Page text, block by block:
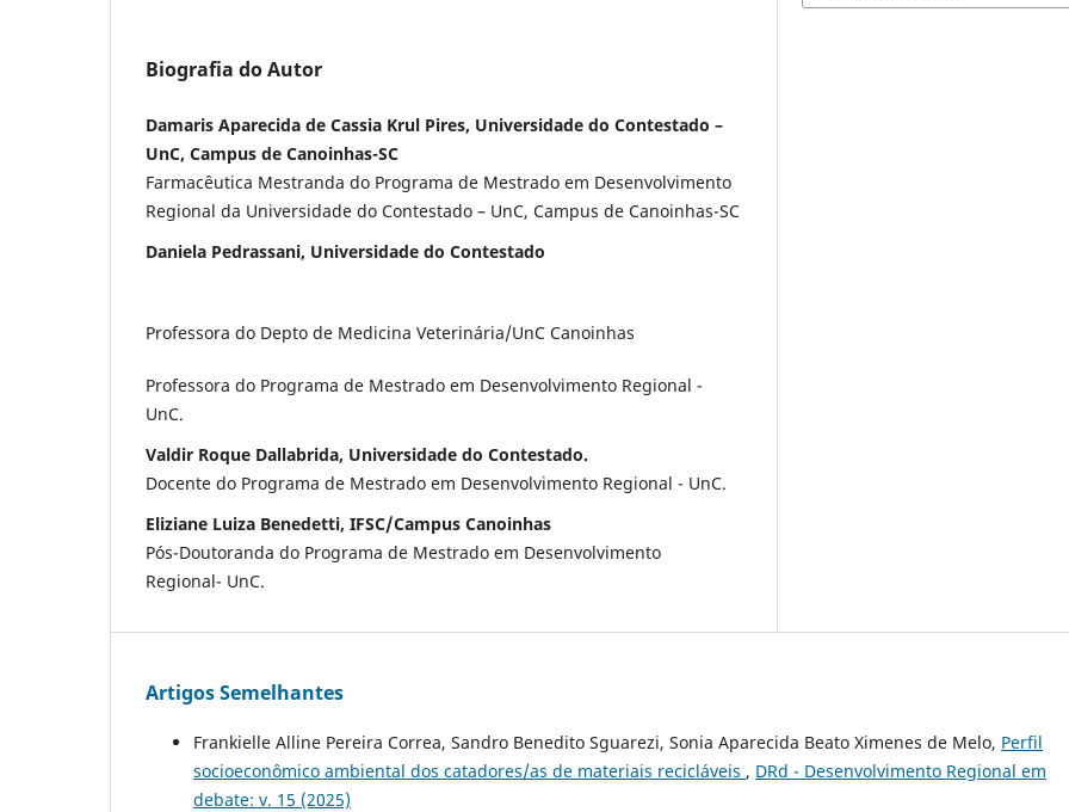
Biografia do Autor
Damaris Aparecida de Cassia Krul Pires, Universidade do Contestado –
UnC, Campus de Canoinhas-SC
Farmacêutica Mestranda do Programa de Mestrado em Desenvolvimento
Regional da Universidade do Contestado – UnC, Campus de Canoinhas-SC
Daniela Pedrassani, Universidade do Contestado
Professora do Depto de Medicina Veterinária/UnC Canoinhas
Professora do Programa de Mestrado em Desenvolvimento Regional -
UnC.
Valdir Roque Dallabrida, Universidade do Contestado.
Docente do Programa de Mestrado em Desenvolvimento Regional - UnC.
Eliziane Luiza Benedetti, IFSC/Campus Canoinhas
Pós-Doutoranda do Programa de Mestrado em Desenvolvimento
Regional- UnC.
Artigos Semelhantes
Frankielle Alline Pereira Correa, Sandro Benedito Sguarezi, Sonia Aparecida Beato Ximenes de Melo, Perfil
socioeconômico ambiental dos catadores/as de materiais recicláveis , DRd - Desenvolvimento Regional em
debate: v. 15 (2025)